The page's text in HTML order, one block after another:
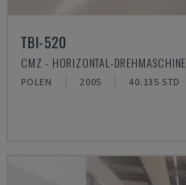
TBI-520
CMZ - HORIZONTAL-DREHMASCHINE
POLEN 2005 40.135 STD